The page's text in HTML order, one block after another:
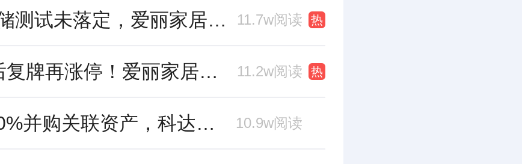
跨界存储测试未落定，爱丽家居复牌前自揭多重风险 11.7w阅读 热
9连板后复牌再涨停！爱丽家居市盈率318倍，跨界收购案尚未落地 11.2w阅读 热
溢价220%并购关联资产，科达制造近75亿元重组被否 10.9w阅读